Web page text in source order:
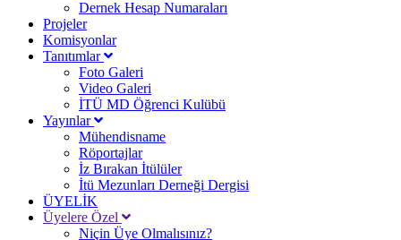
Dernek Hesap Numaraları
Projeler
Komisyonlar
Tanıtımlar
Foto Galeri
Video Galeri
İTÜ MD Öğrenci Kulübü
Yayınlar
Mühendisname
Röportajlar
İz Bırakan İtülüler
İtü Mezunları Derneği Dergisi
ÜYELİK
Üyelere Özel
Niçin Üye Olmalısınız?